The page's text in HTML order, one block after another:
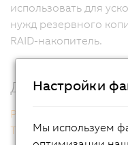
использовать для
нужд резервного
RAID-накопитель.
Panel PC 3100 (сингл-
Технология
Настройки
Мы используем